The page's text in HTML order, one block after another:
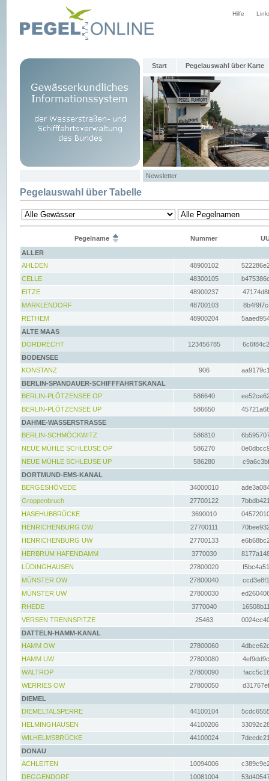
Hilfe
Start Pegelauswahl über Karte
Newsletter
Pegelauswahl über Tabelle
Pegelname Nummer
ALLER
AHLDEN
48900102
CELLE
48300105
EITZE
48900237
MARKLENDORF
48700103
RETHEM
48900204
ALTE MAAS
DORDRECHT
123456785
BODENSEE
KONSTANZ
906
BERLIN-SPANDAUER-SCHIFFFAHRTSKANAL
BERLIN-PLÖTZENSEE OP
586640
BERLIN-PLÖTZENSEE UP
586650
DAHME-WASSERSTRASSE
BERLIN-SCHMÖCKWITZ
586810
NEUE MÜHLE SCHLEUSE OP
586270
NEUE MÜHLE SCHLEUSE UP
586280
DORTMUND-EMS-KANAL
BERGESHÖVEDE
34000010
Groppenbruch
27700122
HASEHUBBRÜCKE
3690010
HENRICHENBURG OW
27700111
HENRICHENBURG UW
27700133
HERBRUM HAFENDAMM
3770030
LÜDINGHAUSEN
27800020
MÜNSTER OW
27800040
MÜNSTER UW
27800030
RHEDE
3770040
VERSEN TRENNSPITZE
25463
DATTELN-HAMM-KANAL
HAMM OW
27800060
HAMM UW
27800080
WALTROP
27800090
WERRIES OW
27800050
DIEMEL
DIEMELTALSPERRE
44100104
HELMINGHAUSEN
44100206
WILHELMSBRÜCKE
44100024
DONAU
ACHLEITEN
10094006
DEGGENDORF
10081004